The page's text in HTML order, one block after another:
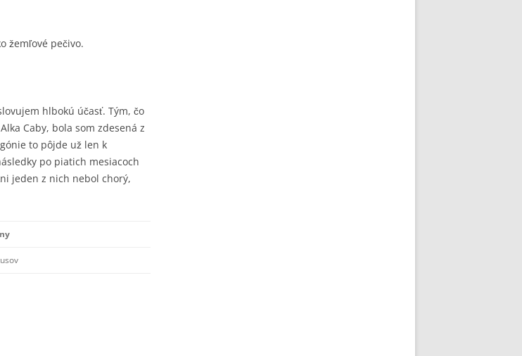
žemľové pečivo.
hlbokú účasť. Tým, čo
Caby, bola som zdesená z
to pôjde už len k
po piatich mesiacoch
jeden z nich nebol chorý,